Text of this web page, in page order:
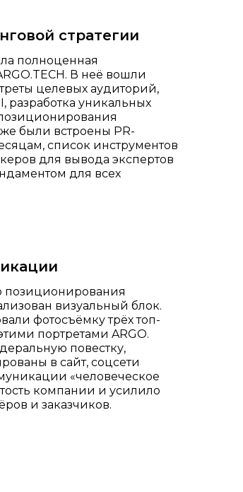
стратегии
полноценная
В неё вошли
целевых аудиторий,
уникальных
были встроены PR-
список инструментов
для вывода экспертов
для всех
позиционирования
визуальный блок.
фотосъёмку трёх топ-
портретами ARGO.
повестку,
в сайт, соцсети
«человеческое
компании и усилило
и заказчиков.